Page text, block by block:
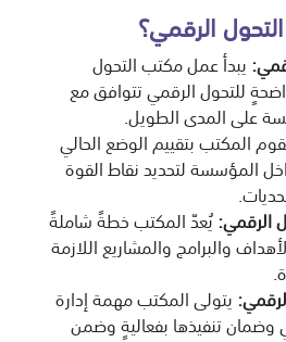
الرقمي؟
:يبدأ عمل مكتب التحول
للتحول الرقمي تتوافق مع
على المدى الطويل.
المكتب بتقييم الوضع الحالي
المؤسسة لتحديد نقاط القوة
الرقمي:يُعدّ المكتب خطةً شاملةً
والبرامج والمشاريع اللازمة
:يتولى المكتب مهمة إدارة
وضمان تنفيذها بفعاليةٍ وضمن